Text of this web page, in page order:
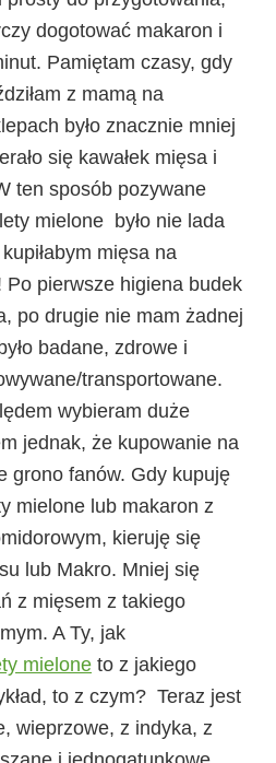
dogotować makaron i
Pamiętam czasy, gdy
z mamą na
było znacznie mniej
się kawałek mięsa i
ten sposób pozywane
mielone było nie lada
mięsa na
Po pierwsze higiena budek
po drugie nie mam żadnej
badane, zdrowe i
transportowane.
wybieram duże
jednak, że kupowanie na
grono fanów. Gdy kupuję
mielone lub makaron z
kieruję się
lub Makro. Mniej się
z mięsem z takiego
A Ty, jak
mielone to z jakiego
to z czym? Teraz jest
wieprzowe, z indyka, z